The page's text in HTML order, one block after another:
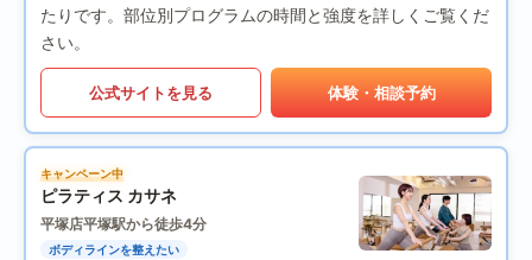
たりです。部位別プログラムの時間と強度を詳しくご覧くだ
さい。
公式サイトを見る 体験・相談予約
キャンペーン中
ピラティス カサネ
平塚店平塚駅から徒歩4分
ボディラインを整えたい